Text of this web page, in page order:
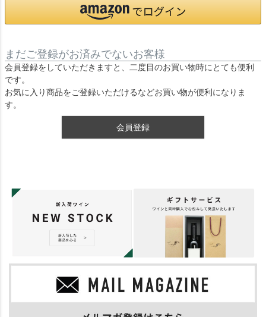
まだご登録がお済みでないお客様
会員登録をしていただきますと、二度目のお買い物時にとても便利
です。
お気に入り商品をご登録いただけるなどお買い物が便利になりま
す。
会員登録